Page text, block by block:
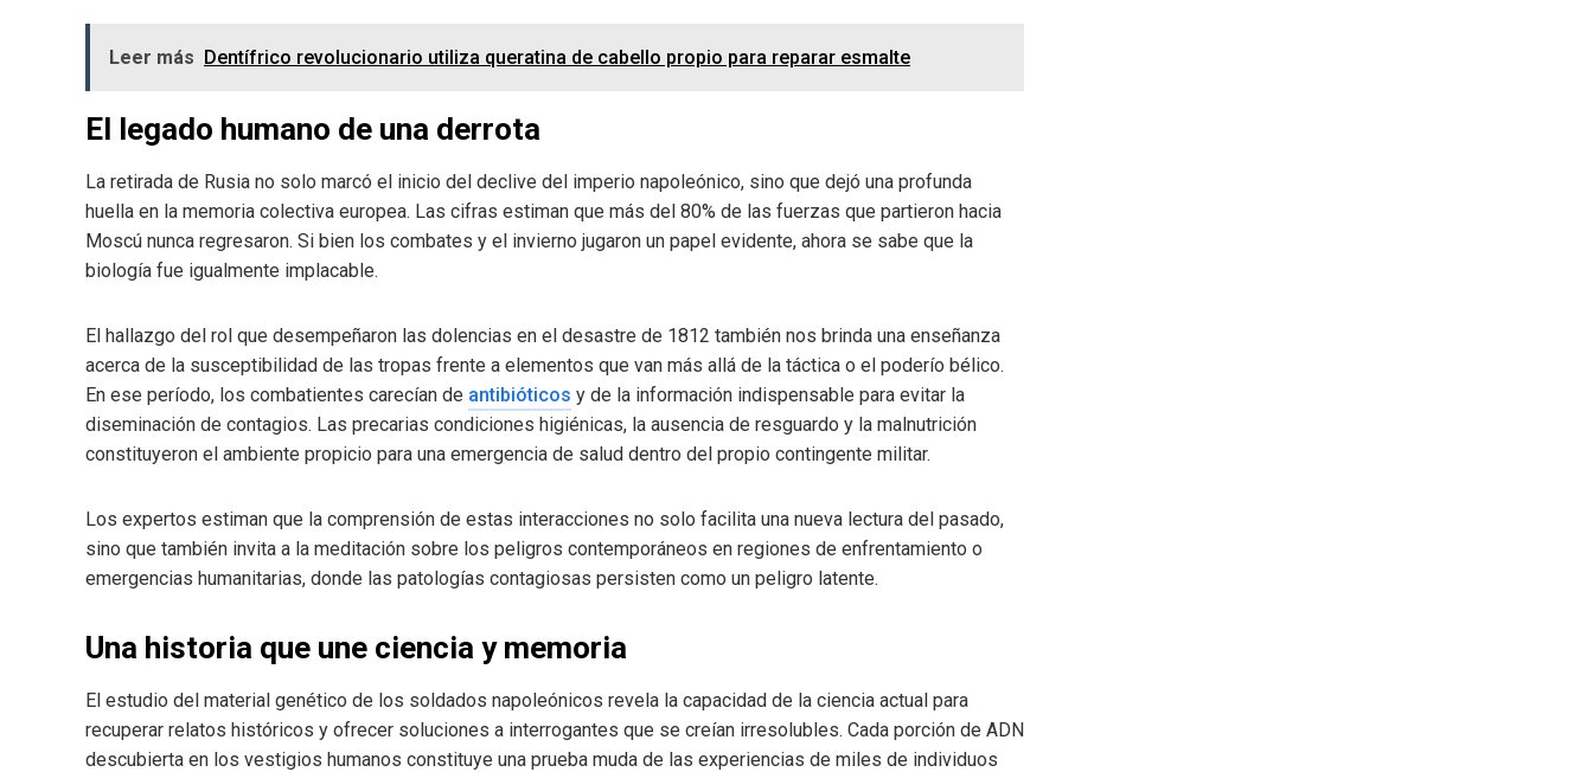
Leer más Dentífrico revolucionario utiliza queratina de cabello propio para reparar esmalte
El legado humano de una derrota
La retirada de Rusia no solo marcó el inicio del declive del imperio napoleónico, sino que dejó una profunda
huella en la memoria colectiva europea. Las cifras estiman que más del 80% de las fuerzas que partieron hacia
Moscú nunca regresaron. Si bien los combates y el invierno jugaron un papel evidente, ahora se sabe que la
biología fue igualmente implacable.
El hallazgo del rol que desempeñaron las dolencias en el desastre de 1812 también nos brinda una enseñanza
acerca de la susceptibilidad de las tropas frente a elementos que van más allá de la táctica o el poderío bélico.
En ese período, los combatientes carecían de antibióticos y de la información indispensable para evitar la
diseminación de contagios. Las precarias condiciones higiénicas, la ausencia de resguardo y la malnutrición
constituyeron el ambiente propicio para una emergencia de salud dentro del propio contingente militar.
Los expertos estiman que la comprensión de estas interacciones no solo facilita una nueva lectura del pasado,
sino que también invita a la meditación sobre los peligros contemporáneos en regiones de enfrentamiento o
emergencias humanitarias, donde las patologías contagiosas persisten como un peligro latente.
Una historia que une ciencia y memoria
El estudio del material genético de los soldados napoleónicos revela la capacidad de la ciencia actual para
recuperar relatos históricos y ofrecer soluciones a interrogantes que se creían irresolubles. Cada porción de ADN
descubierta en los vestigios humanos constituye una prueba muda de las experiencias de miles de individuos